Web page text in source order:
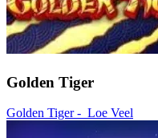
Golden Tiger
Golden Tiger - Loe Veel